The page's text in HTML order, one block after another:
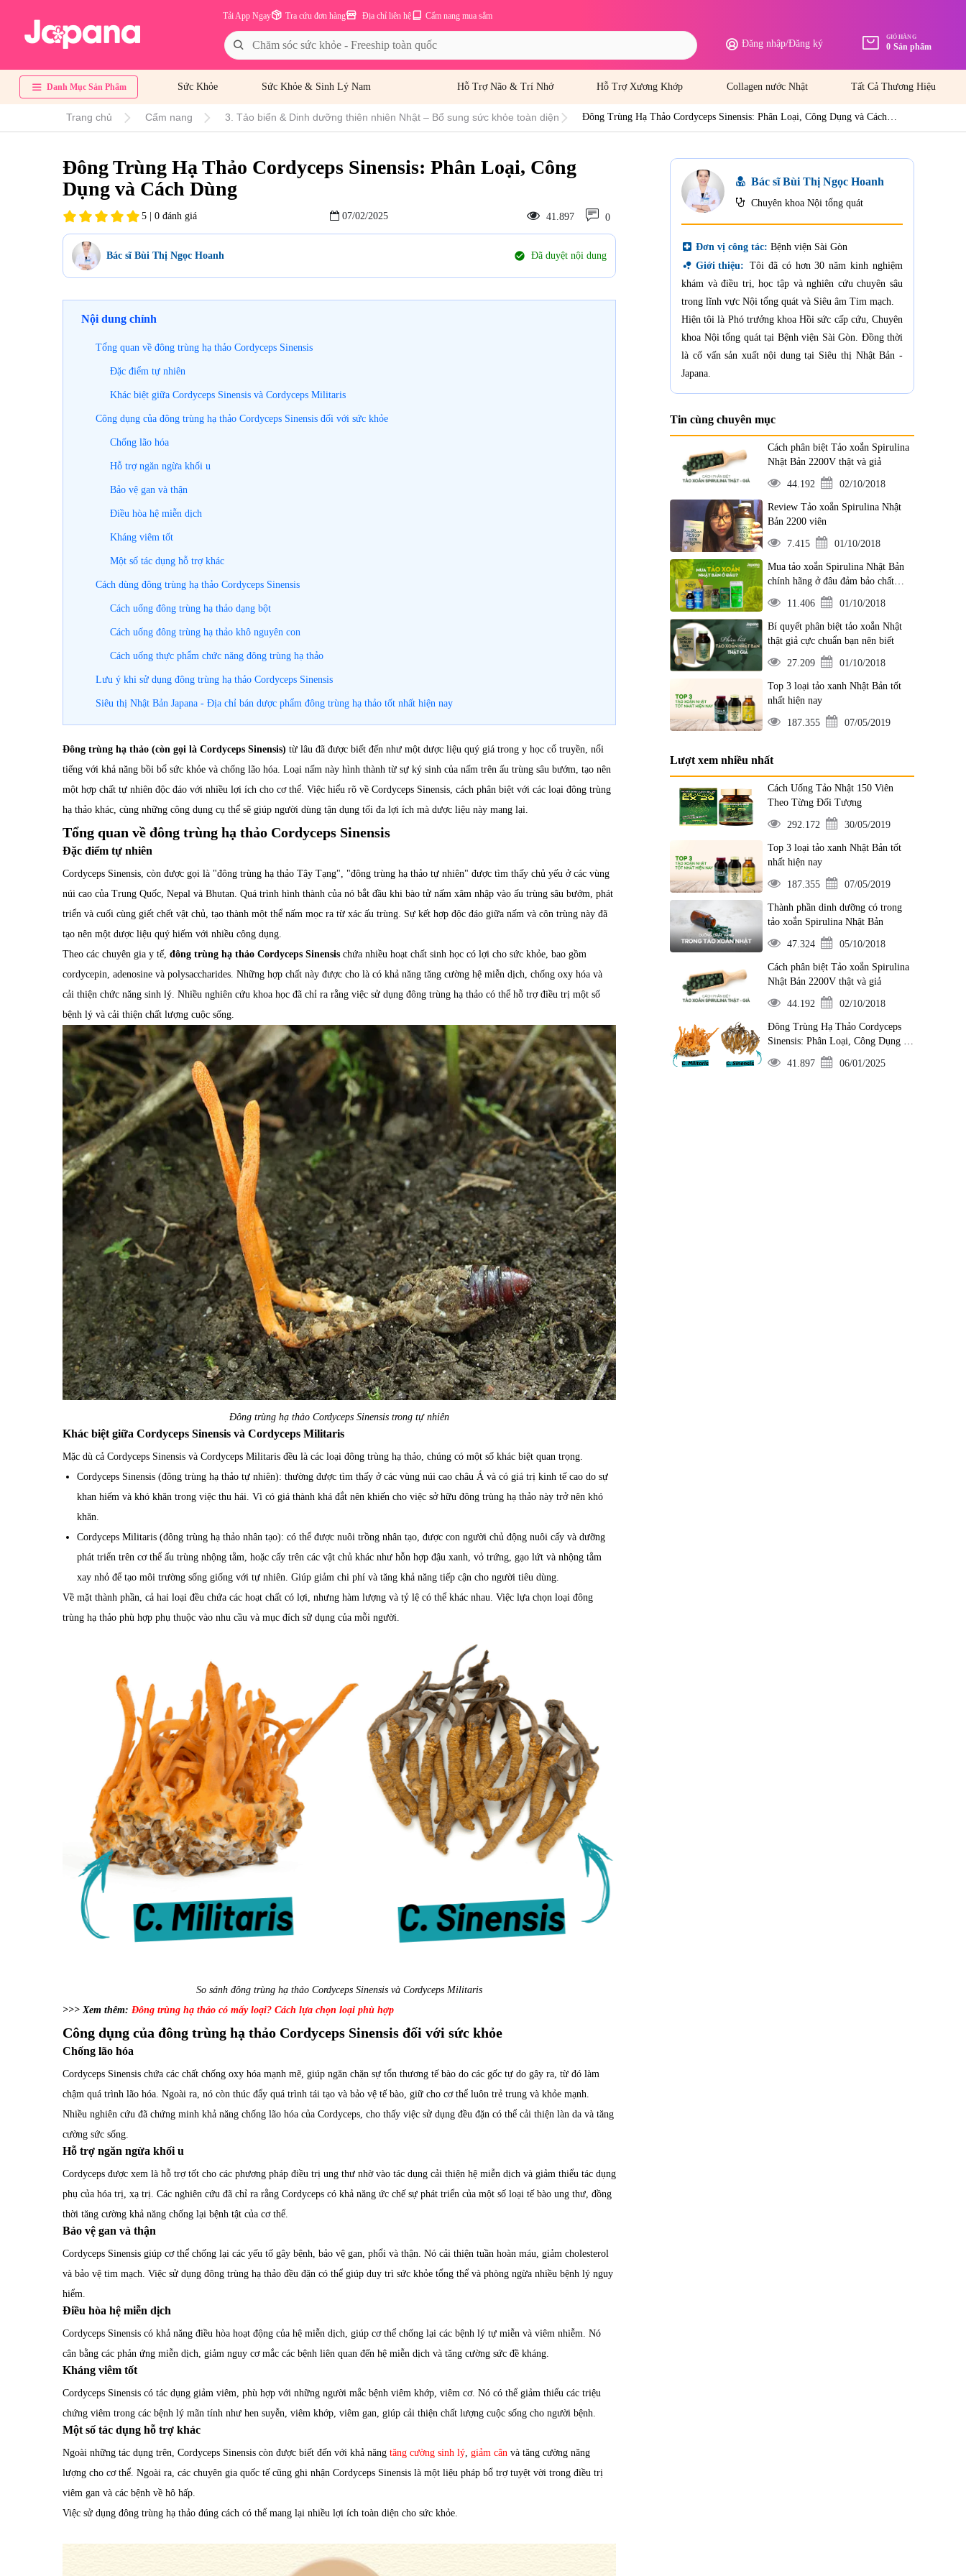
Cẩm nang mua sắm
Địa chỉ liên hệ
Tra cứu đơn hàng
Tải App Ngay
Đăng nhập/Đăng ký
GIỎ HÀNG
0 Sản phẩm
Danh Mục Sản Phẩm Sức Khỏe Sức Khỏe & Sinh Lý Nam Hỗ Trợ Não & Trí Nhớ Hỗ Trợ Xương Khớp Collagen nước Nhật Tất Cả Thương Hiệu
Trang chủ Cẩm nang 3. Tảo biển & Dinh dưỡng thiên nhiên Nhật – Bổ sung sức khỏe toàn diện
Đông Trùng Hạ Thảo Cordyceps Sinensis: Phân Loại, Công Dụng và Cách
Đông Trùng Hạ Thảo Cordyceps Sinensis: Phân Loại, Công
Dụng và Cách Dùng
5 | 0 đánh giá 07/02/2025 41.897 0
Bác sĩ Bùi Thị Ngọc Hoanh check_circle Đã duyệt nội dung
Nội dung chính
Tổng quan về đông trùng hạ thảo Cordyceps Sinensis
Đặc điểm tự nhiên
Khác biệt giữa Cordyceps Sinensis và Cordyceps Militaris
Công dụng của đông trùng hạ thảo Cordyceps Sinensis đối với sức khỏe
Chống lão hóa
Hỗ trợ ngăn ngừa khối u
Bảo vệ gan và thận
Điều hòa hệ miễn dịch
Kháng viêm tốt
Một số tác dụng hỗ trợ khác
Cách dùng đông trùng hạ thảo Cordyceps Sinensis
Cách uống đông trùng hạ thảo dạng bột
Cách uống đông trùng hạ thảo khô nguyên con
Cách uống thực phẩm chức năng đông trùng hạ thảo
Lưu ý khi sử dụng đông trùng hạ thảo Cordyceps Sinensis
Siêu thị Nhật Bản Japana - Địa chỉ bán dược phẩm đông trùng hạ thảo tốt nhất hiện nay
Đông trùng hạ thảo (còn gọi là Cordyceps Sinensis) từ lâu đã được biết đến như một dược liệu quý giá trong y học cổ truyền, nổi
tiếng với khả năng bồi bổ sức khỏe và chống lão hóa. Loại nấm này hình thành từ sự ký sinh của nấm trên ấu trùng sâu bướm, tạo nên
một hợp chất tự nhiên độc đáo với nhiều lợi ích cho cơ thể. Việc hiểu rõ về Cordyceps Sinensis, cách phân biệt với các loại đông trùng
hạ thảo khác, cùng những công dụng cụ thể sẽ giúp người dùng tận dụng tối đa lợi ích mà dược liệu này mang lại.
Tổng quan về đông trùng hạ thảo Cordyceps Sinensis
Đặc điểm tự nhiên
Cordyceps Sinensis, còn được gọi là "đông trùng hạ thảo Tây Tạng", "đông trùng hạ thảo tự nhiên" được tìm thấy chủ yếu ở các vùng
núi cao của Trung Quốc, Nepal và Bhutan. Quá trình hình thành của nó bắt đầu khi bào tử nấm xâm nhập vào ấu trùng sâu bướm, phát
triển và cuối cùng giết chết vật chủ, tạo thành một thể nấm mọc ra từ xác ấu trùng. Sự kết hợp độc đáo giữa nấm và côn trùng này đã
tạo nên một dược liệu quý hiếm với nhiều công dụng.
Theo các chuyên gia y tế, đông trùng hạ thảo Cordyceps Sinensis chứa nhiều hoạt chất sinh học có lợi cho sức khỏe, bao gồm
cordycepin, adenosine và polysaccharides. Những hợp chất này được cho là có khả năng tăng cường hệ miễn dịch, chống oxy hóa và
cải thiện chức năng sinh lý. Nhiều nghiên cứu khoa học đã chỉ ra rằng việc sử dụng đông trùng hạ thảo có thể hỗ trợ điều trị một số
bệnh lý và cải thiện chất lượng cuộc sống.
Đông trùng hạ thảo Cordyceps Sinensis trong tự nhiên
Khác biệt giữa Cordyceps Sinensis và Cordyceps Militaris
Mặc dù cả Cordyceps Sinensis và Cordyceps Militaris đều là các loại đông trùng hạ thảo, chúng có một số khác biệt quan trọng.
Cordyceps Sinensis (đông trùng hạ thảo tự nhiên): thường được tìm thấy ở các vùng núi cao châu Á và có giá trị kinh tế cao do sự
khan hiếm và khó khăn trong việc thu hái. Vì có giá thành khá đắt nên khiến cho việc sở hữu đông trùng hạ thảo này trở nên khó
khăn.
Cordyceps Militaris (đông trùng hạ thảo nhân tạo): có thể được nuôi trồng nhân tạo, được con người chủ động nuôi cấy và dưỡng
phát triển trên cơ thể ấu trùng nhộng tằm, hoặc cấy trên các vật chủ khác như hỗn hợp đậu xanh, vỏ trứng, gạo lứt và nhộng tằm
xay nhỏ để tạo môi trường sống giống với tự nhiên. Giúp giảm chi phí và tăng khả năng tiếp cận cho người tiêu dùng.
Về mặt thành phần, cả hai loại đều chứa các hoạt chất có lợi, nhưng hàm lượng và tỷ lệ có thể khác nhau. Việc lựa chọn loại đông
trùng hạ thảo phù hợp phụ thuộc vào nhu cầu và mục đích sử dụng của mỗi người.
So sánh đông trùng hạ thảo Cordyceps Sinensis và Cordyceps Militaris
>>> Xem thêm: Đông trùng hạ thảo có mấy loại? Cách lựa chọn loại phù hợp
Công dụng của đông trùng hạ thảo Cordyceps Sinensis đối với sức khỏe
Chống lão hóa
Cordyceps Sinensis chứa các chất chống oxy hóa mạnh mẽ, giúp ngăn chặn sự tổn thương tế bào do các gốc tự do gây ra, từ đó làm
chậm quá trình lão hóa. Ngoài ra, nó còn thúc đẩy quá trình tái tạo và bảo vệ tế bào, giữ cho cơ thể luôn trẻ trung và khỏe mạnh.
Nhiều nghiên cứu đã chứng minh khả năng chống lão hóa của Cordyceps, cho thấy việc sử dụng đều đặn có thể cải thiện làn da và tăng
cường sức sống.
Hỗ trợ ngăn ngừa khối u
Cordyceps được xem là hỗ trợ tốt cho các phương pháp điều trị ung thư nhờ vào tác dụng cải thiện hệ miễn dịch và giảm thiểu tác dụng
phụ của hóa trị, xạ trị. Các nghiên cứu đã chỉ ra rằng Cordyceps có khả năng ức chế sự phát triển của một số loại tế bào ung thư, đồng
thời tăng cường khả năng chống lại bệnh tật của cơ thể.
Bảo vệ gan và thận
Cordyceps Sinensis giúp cơ thể chống lại các yếu tố gây bệnh, bảo vệ gan, phổi và thận. Nó cải thiện tuần hoàn máu, giảm cholesterol
và bảo vệ tim mạch. Việc sử dụng đông trùng hạ thảo đều đặn có thể giúp duy trì sức khỏe tổng thể và phòng ngừa nhiều bệnh lý nguy
hiểm.
Điều hòa hệ miễn dịch
Cordyceps Sinensis có khả năng điều hòa hoạt động của hệ miễn dịch, giúp cơ thể chống lại các bệnh lý tự miễn và viêm nhiễm. Nó
cân bằng các phản ứng miễn dịch, giảm nguy cơ mắc các bệnh liên quan đến hệ miễn dịch và tăng cường sức đề kháng.
Kháng viêm tốt
Cordyceps Sinensis có tác dụng giảm viêm, phù hợp với những người mắc bệnh viêm khớp, viêm cơ. Nó có thể giảm thiểu các triệu
chứng viêm trong các bệnh lý mãn tính như hen suyễn, viêm khớp, viêm gan, giúp cải thiện chất lượng cuộc sống cho người bệnh.
Một số tác dụng hỗ trợ khác
Ngoài những tác dụng trên, Cordyceps Sinensis còn được biết đến với khả năng tăng cường sinh lý giảm cân và tăng cường năng
lượng cho cơ thể. Ngoài ra, các chuyên gia quốc tế cũng ghi nhận Cordyceps Sinensis là một liệu pháp bổ trợ tuyệt vời trong điều trị
viêm gan và các bệnh về hô hấp.
Việc sử dụng đông trùng hạ thảo đúng cách có thể mang lại nhiều lợi ích toàn diện cho sức khỏe.
Bác sĩ Bùi Thị Ngọc Hoanh
Chuyên khoa Nội tổng quát
local_hospital Đơn vị công tác: Bệnh viện Sài Gòn
bubble_chart Giới thiệu: Tôi đã có hơn 30 năm kinh nghiệm
khám và điều trị, học tập và nghiên cứu chuyên sâu
trong lĩnh vực Nội tổng quát và Siêu âm Tim mạch.
Hiện tôi là Phó trưởng khoa Hồi sức cấp cứu, Chuyên
khoa Nội tổng quát tại Bệnh viện Sài Gòn. Đồng thời
là cố vấn sản xuất nội dung tại Siêu thị Nhật Bản -
Japana.
Tin cùng chuyên mục
Cách phân biệt Tảo xoắn Spirulina
Nhật Bản 2200V thật và giả
44.192 02/10/2018
Review Tảo xoắn Spirulina Nhật
Bản 2200 viên
7.415 01/10/2018
Mua tảo xoắn Spirulina Nhật Bản
chính hãng ở đâu đảm bảo chất
lượng?
11.406 01/10/2018
Bí quyết phân biệt tảo xoắn Nhật
thật giả cực chuẩn bạn nên biết
27.209 01/10/2018
Top 3 loại tảo xanh Nhật Bản tốt
nhất hiện nay
187.355 07/05/2019
Lượt xem nhiều nhất
Cách Uống Tảo Nhật 150 Viên
Theo Từng Đối Tượng
292.172 30/05/2019
Top 3 loại tảo xanh Nhật Bản tốt
nhất hiện nay
187.355 07/05/2019
Thành phần dinh dưỡng có trong
tảo xoắn Spirulina Nhật Bản
47.324 05/10/2018
Cách phân biệt Tảo xoắn Spirulina
Nhật Bản 2200V thật và giả
44.192 02/10/2018
Đông Trùng Hạ Thảo Cordyceps
Sinensis: Phân Loại, Công Dụng và
Cách Dùng
41.897 06/01/2025